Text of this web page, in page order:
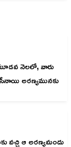
నెలలో, వారు
అరణ్యమునకు
వచ్చి ఆ అరణ్యమందు